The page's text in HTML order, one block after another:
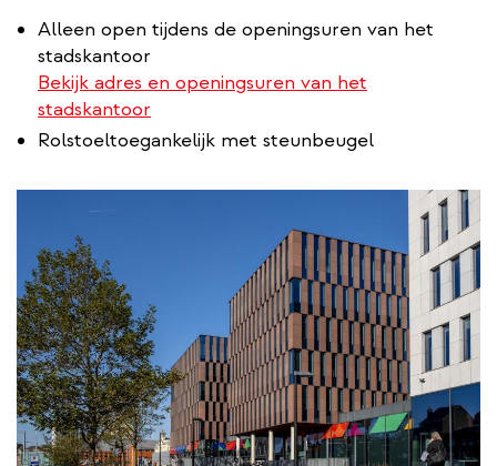
Alleen open tijdens de openingsuren van het
stadskantoor
Bekijk adres en openingsuren van het
stadskantoor
Rolstoeltoegankelijk met steunbeugel